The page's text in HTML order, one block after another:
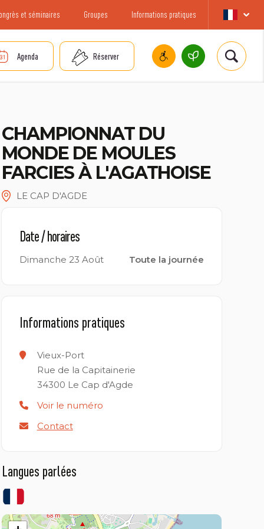
et séminaires Groupes Informations pratiques
Agenda Réserver
CHAMPIONNAT DU
MONDE DE MOULES
FARCIES À L'AGATHOISE
LE CAP D'AGDE
Date / horaires
Dimanche 23 Août Toute la journée
Informations pratiques
Vieux-Port
Rue de la Capitainerie
34300 Le Cap d'Agde
Voir le numéro
Contact
Langues parlées